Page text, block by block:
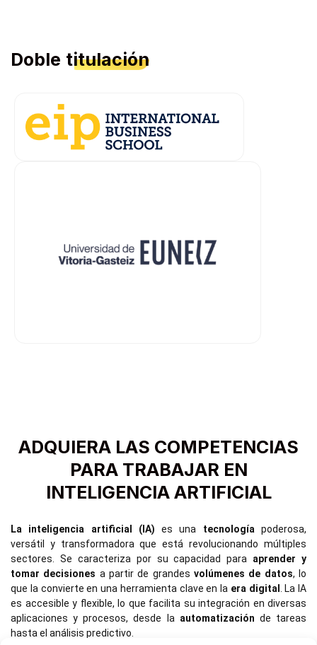
Doble titulación
ADQUIERA LAS COMPETENCIAS
PARA TRABAJAR EN
INTELIGENCIA ARTIFICIAL
La inteligencia artificial (IA) es una tecnología poderosa,
versátil y transformadora que está revolucionando múltiples
sectores. Se caracteriza por su capacidad para aprender y
tomar decisiones a partir de grandesvolúmenes de datos, lo
que la convierte en una herramienta clave en la era digital
. La IA
es accesible y flexible, lo que facilita su integración en diversas
aplicaciones y procesos, desde la automatización de tareas
hasta el análisis predictivo.